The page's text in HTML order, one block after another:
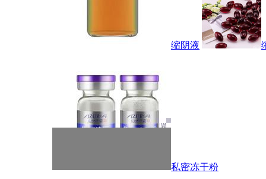
缩阴液
私密冻干粉